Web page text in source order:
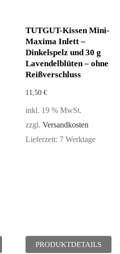
TUTGUT-Kissen Mini-
Maxima Inlett –
Dinkelspelz und 30 g
Lavendelblüten – ohne
Reißverschluss
11,50€
inkl. 19 % MwSt.
zzgl.Versandkosten
Lieferzeit: 7 Werktage
PRODUKTDETAILS